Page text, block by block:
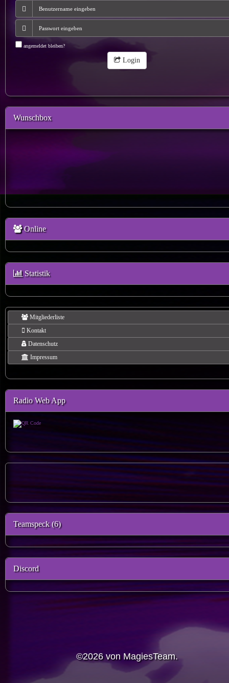
angemeldet bleiben?
Login
Wunschbox
Online
Statistik
Mitgliederliste
Kontakt
Datenschutz
Impressum
Radio Web App
Teamspeck (6)
Discord
©2026 von MagiesTeam.